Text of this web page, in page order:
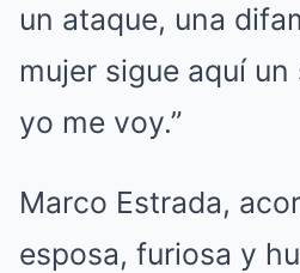
un ataque, una
mujer sigue aquí
yo me voy.”
Marco Estrada,
esposa, furiosa y